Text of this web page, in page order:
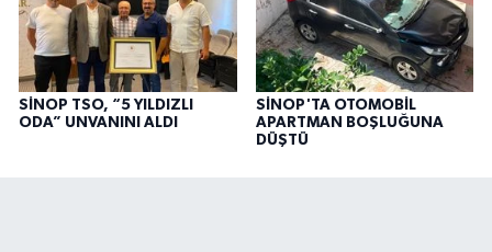
SİNOP TSO, “5 YILDIZLI
ODA” UNVANINI ALDI
SİNOP'TA OTOMOBİL
APARTMAN BOŞLUĞUNA
DÜŞTÜ